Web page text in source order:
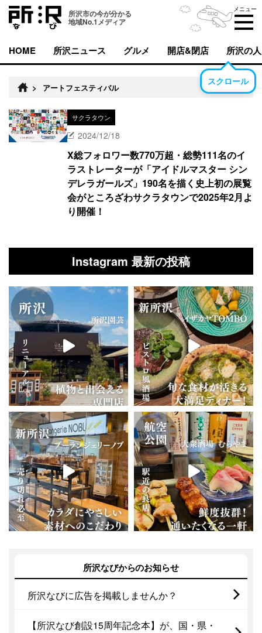
所沢市の今が分かる
地域No.1メディア
メニュー
HOME 所沢ニュース グルメ 開店&閉店 所沢の人
スクロール
> アートフェスティバル
サクラタウン
2024/12/18
X総フォロワー数770万超・総勢111名のイ
ラストレーターが「アイドルマスター シン
デレラガールズ」190名を描く史上初の展覧
会がところざわサクラタウンで2025年2月よ
り開催！
Instagram 最新の投稿
所沢なびからのお知らせ
所沢なびに広告を掲載しませんか？
【所沢なび創設15周年記念本】が、国・県・